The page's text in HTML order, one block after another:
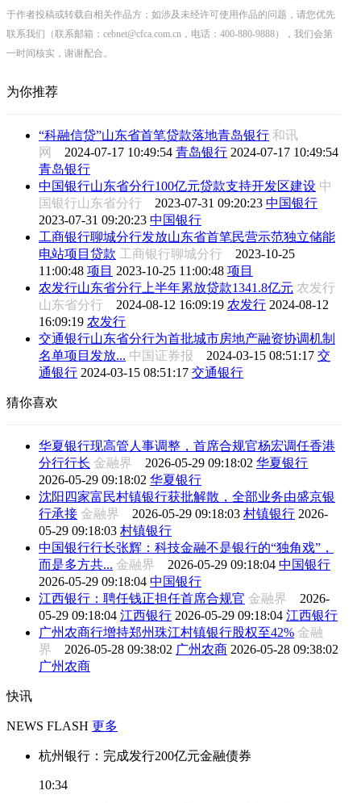
于作者投稿或转载自相关作品方；如涉及未经许可使用作品的问题，请您优先
联系我们（联系邮箱：cebnet@cfca.com.cn，电话：400-880-9888），我们会第
一时间核实，谢谢配合。
为你推荐
“科融信贷”山东省首笔贷款落地青岛银行 和讯
网 2024-07-17 10:49:54 青岛银行 2024-07-17 10:49:54
青岛银行
中国银行山东省分行100亿元贷款支持开发区建设 中
国银行山东省分行 2023-07-31 09:20:23 中国银行
2023-07-31 09:20:23 中国银行
工商银行聊城分行发放山东省首笔民营示范独立储能
电站项目贷款 工商银行聊城分行 2023-10-25
11:00:48 项目 2023-10-25 11:00:48 项目
农发行山东省分行上半年累放贷款1341.8亿元 农发行
山东省分行 2024-08-12 16:09:19 农发行 2024-08-12
16:09:19 农发行
交通银行山东省分行为首批城市房地产融资协调机制
名单项目发放... 中国证券报 2024-03-15 08:51:17 交
通银行 2024-03-15 08:51:17 交通银行
猜你喜欢
华夏银行现高管人事调整，首席合规官杨宏调任香港
分行行长 金融界 2026-05-29 09:18:02 华夏银行
2026-05-29 09:18:02 华夏银行
沈阳四家富民村镇银行获批解散，全部业务由盛京银
行承接 金融界 2026-05-29 09:18:03 村镇银行 2026-
05-29 09:18:03 村镇银行
中国银行行长张辉：科技金融不是银行的“独角戏”，
而是多方共... 金融界 2026-05-29 09:18:04 中国银行
2026-05-29 09:18:04 中国银行
江西银行：聘任钱正担任首席合规官 金融界 2026-
05-29 09:18:04 江西银行 2026-05-29 09:18:04 江西银行
广州农商行增持郑州珠江村镇银行股权至42% 金融
界 2026-05-28 09:38:02 广州农商 2026-05-28 09:38:02
广州农商
快讯
NEWS FLASH 更多
杭州银行：完成发行200亿元金融债券
10:34